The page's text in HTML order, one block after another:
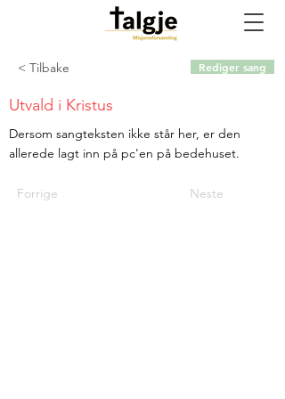
< Tilbake
Dersom sangteksten ikke står her, er den
allerede lagt inn på pc'en på bedehuset.
Forrige Neste
Utvald i Kristus
Rediger sang